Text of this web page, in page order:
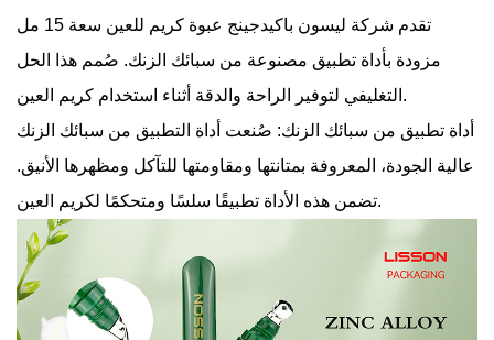
تقدم شركة ليسون باكيدجينج عبوة كريم للعين سعة 15 مل
مزودة بأداة تطبيق مصنوعة من سبائك الزنك. صُمم هذا الحل
التغليفي لتوفير الراحة والدقة أثناء استخدام كريم العين.
أداة تطبيق من سبائك الزنك: صُنعت أداة التطبيق من سبائك الزنك
عالية الجودة، المعروفة بمتانتها ومقاومتها للتآكل ومظهرها الأنيق.
تضمن هذه الأداة تطبيقًا سلسًا ومتحكمًا لكريم العين.